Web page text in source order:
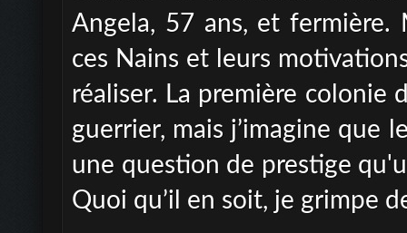
Angela, 57 ans, et fermière.
ces Nains et leurs
réaliser. La première colonie
guerrier, mais j’imagine que
une question de prestige
Quoi qu’il en soit, je grimpe